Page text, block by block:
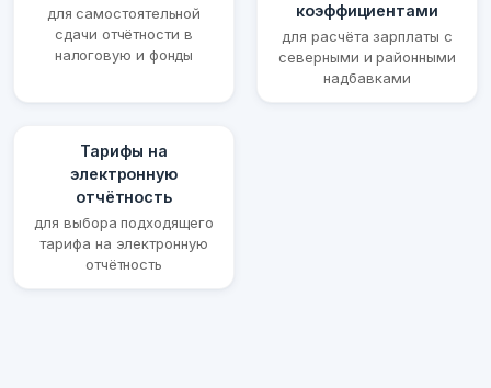
для самостоятельной
сдачи отчётности в
налоговую и фонды
коэффициентами
для расчёта зарплаты с
северными и районными
надбавками
Тарифы на
электронную
отчётность
для выбора подходящего
тарифа на электронную
отчётность